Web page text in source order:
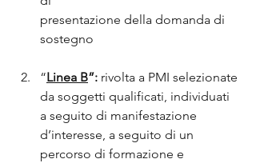
presentazione della domanda di
sostegno
“Linea B”: rivolta a PMI selezionate
da soggetti qualificati, individuati
a seguito di manifestazione
d’interesse, a seguito di un
percorso di formazione e